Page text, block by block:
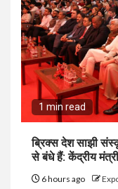
1 min read
ब्रिक्स देश साझी
से बंधे हैं: केंद्रीय
6 hours ago